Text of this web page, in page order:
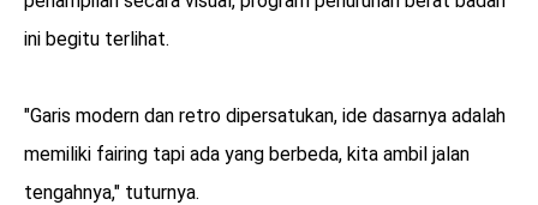
ini begitu terlihat.
"Garis modern dan retro dipersatukan, ide dasarnya adalah
memiliki fairing tapi ada yang berbeda, kita ambil jalan
tengahnya," tuturnya.